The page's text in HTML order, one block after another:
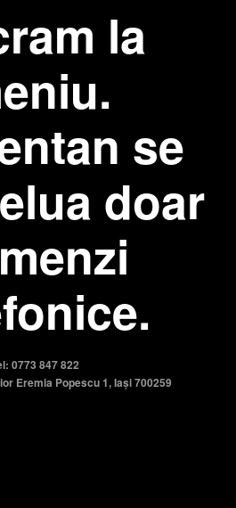
la
se
doar
0773 847 822
Eremia Popescu 1, Iași 700259